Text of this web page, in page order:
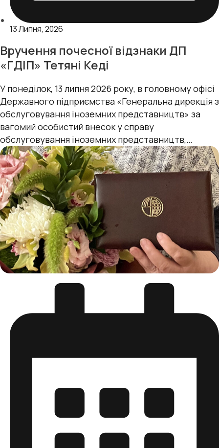
13 Липня, 2026
Вручення почесної відзнаки ДП
«ГДІП» Тетяні Кеді
У понеділок, 13 липня 2026 року, в головному офісі
Державного підприємства «Генеральна дирекція з
обслуговування іноземних представництв» за
вагомий особистий внесок у справу
обслуговування іноземних представництв,
сумлінну працю та з